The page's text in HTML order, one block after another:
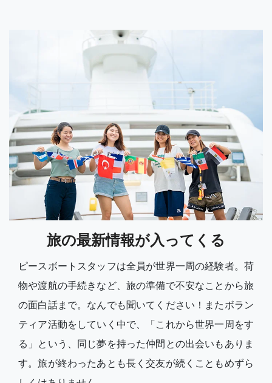
旅の最新情報が入ってくる
ピースボートスタッフは全員が世界一周の経験者。荷
物や渡航の手続きなど、旅の準備で不安なことから旅
の面白話まで。なんでも聞いてください！またボラン
ティア活動をしていく中で、「これから世界一周をす
る」という、同じ夢を持った仲間との出会いもありま
す。旅が終わったあとも長く交友が続くこともめずら